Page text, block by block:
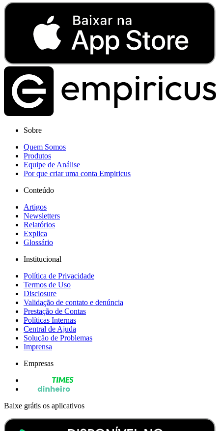
Sobre
Quem Somos
Produtos
Equipe de Análise
Por que criar uma conta Empiricus
Conteúdo
Artigos
Newsletters
Relatórios
Explica
Glossário
Institucional
Política de Privacidade
Termos de Uso
Disclosure
Validação de contato e denúncia
Prestação de Contas
Políticas Internas
Central de Ajuda
Solução de Problemas
Imprensa
Empresas
Baixe grátis os aplicativos